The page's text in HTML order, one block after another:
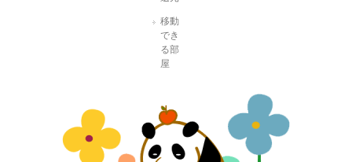
移動
でき
る部
屋